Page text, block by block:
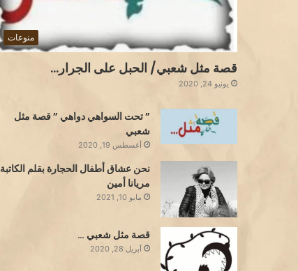
منوعات
قصة مثل شعبي/ الحبل على الجرار…
يونيو 24, 2020
” تحت السواهي دواهي ” قصة مثل
شعبي
أغسطس 19, 2020
نحن عشاق أطفال الحجارة بقلم الكاتبة
مريانا أمين
مايو 10, 2021
قصة مثل شعبي …
أبريل 28, 2020